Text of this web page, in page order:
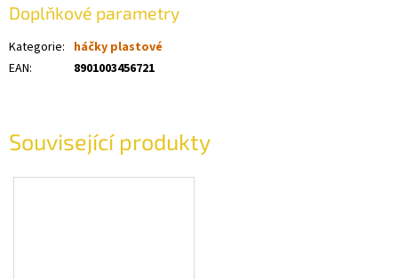
Související produkty
Doplňkové parametry
Kategorie: háčky plastové
EAN: 8901003456721